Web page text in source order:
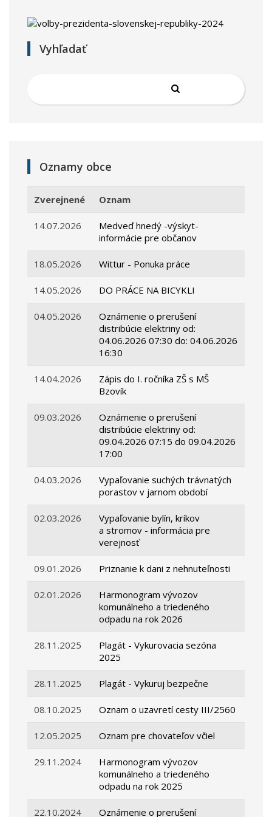
Vyhľadať
Oznamy obce
Zverejnené Oznam
14.07.2026
Medveď hnedý -výskyt-
informácie pre občanov
18.05.2026 Wittur - Ponuka práce
14.05.2026 DO PRÁCE NA BICYKLI
04.05.2026
Oznámenie o prerušení
distribúcie elektriny od:
04.06.2026 07:30 do: 04.06.2026
16:30
14.04.2026
Zápis do I. ročníka ZŠ s MŠ
Bzovík
09.03.2026
Oznámenie o prerušení
distribúcie elektriny od:
09.04.2026 07:15 do 09.04.2026
17:00
04.03.2026
Vypaľovanie suchých trávnatých
porastov v jarnom období
02.03.2026
Vypaľovanie bylín, kríkov
a stromov - informácia pre
verejnosť
09.01.2026 Priznanie k dani z nehnuteľnosti
02.01.2026
Harmonogram vývozov
komunálneho a triedeného
odpadu na rok 2026
28.11.2025
Plagát - Vykurovacia sezóna
2025
28.11.2025 Plagát - Vykuruj bezpečne
08.10.2025 Oznam o uzavretí cesty III/2560
12.05.2025 Oznam pre chovateľov včiel
29.11.2024
Harmonogram vývozov
komunálneho a triedeného
odpadu na rok 2025
22.10.2024 Oznámenie o prerušení